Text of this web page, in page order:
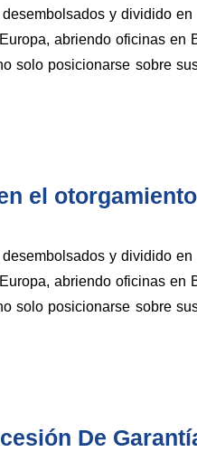
y dividido
abriendo oficinas
solo posicionarse sobre
el
y dividido
abriendo oficinas
solo posicionarse sobre
De